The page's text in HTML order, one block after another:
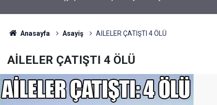
Anasayfa Asayiş AİLELER ÇATIŞTI 4 ÖLÜ
AİLELER ÇATIŞTI 4 ÖLÜ